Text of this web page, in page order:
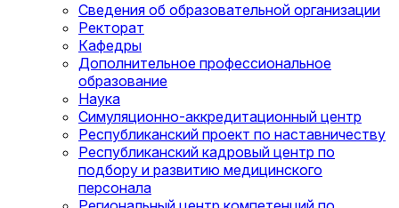
Сведения об образовательной организации
Ректорат
Кафедры
Дополнительное профессиональное
образование
Наука
Симуляционно-аккредитационный центр
Республиканский проект по наставничеству
Республиканский кадровый центр по
подбору и развитию медицинского
персонала